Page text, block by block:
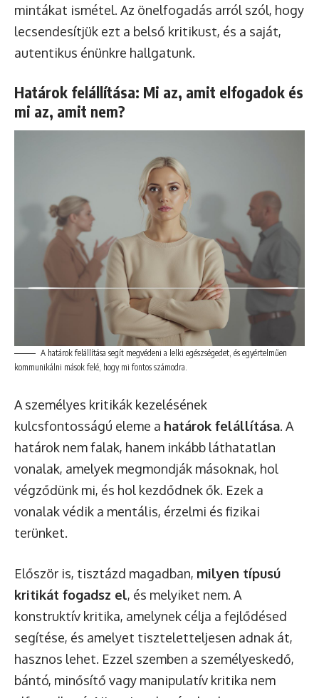
mintákat ismétel. Az önelfogadás arról szól, hogy
lecsendesítjük ezt a belső kritikust, és a saját,
autentikus énünkre hallgatunk.
Határok felállítása: Mi az, amit elfogadok és
mi az, amit nem?
A határok felállítása segít megvédeni a lelki egészségedet, és egyértelműen
kommunikálni mások felé, hogy mi fontos számodra.
A személyes kritikák kezelésének
kulcsfontosságú eleme a határok felállítása. A
határok nem falak, hanem inkább láthatatlan
vonalak, amelyek megmondják másoknak, hol
végződünk mi, és hol kezdődnek ők. Ezek a
vonalak védik a mentális, érzelmi és fizikai
terünket.
Először is, tisztázd magadban, milyen típusú
kritikát fogadsz el, és melyiket nem. A
konstruktív kritika, amelynek célja a fejlődésed
segítése, és amelyet tiszteletteljesen adnak át,
hasznos lehet. Ezzel szemben a személyeskedő,
bántó, minősítő vagy manipulatív kritika nem